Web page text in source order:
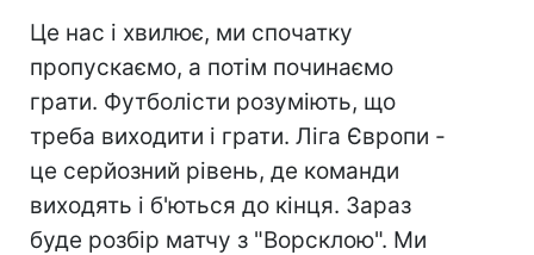
Це нас і хвилює, ми спочатку
пропускаємо, а потім починаємо
грати. Футболісти розуміють, що
треба виходити і грати. Ліга Європи -
це серйозний рівень, де команди
виходять і б'ються до кінця. Зараз
буде розбір матчу з "Ворсклою". Ми